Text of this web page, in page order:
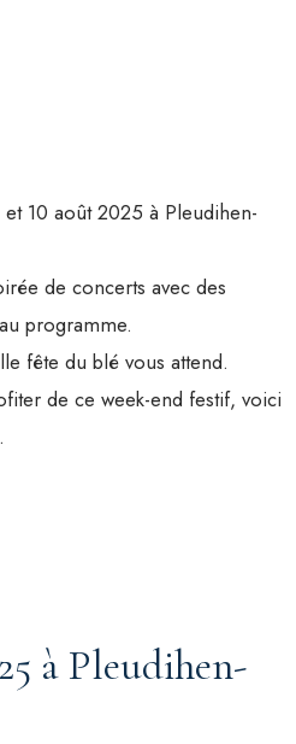
10 août 2025 à Pleudihen-
de concerts avec des
programme.
fête du blé vous attend.
de ce week-end festif, voici
à Pleudihen-